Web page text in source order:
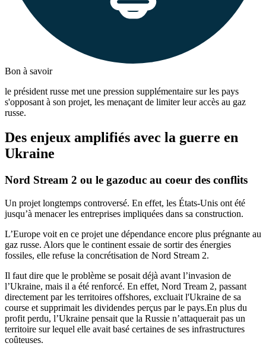
Bon à savoir
le président russe met une pression supplémentaire sur les pays
s'opposant à son projet, les menaçant de limiter leur accès au gaz
russe.
Des enjeux amplifiés avec la guerre en
Ukraine
Nord Stream 2 ou le gazoduc au coeur des conflits
Un projet longtemps controversé. En effet, les États-Unis ont été
jusqu’à menacer les entreprises impliquées dans sa construction.
L’Europe voit en ce projet une dépendance encore plus prégnante au
gaz russe. Alors que le continent essaie de sortir des énergies
fossiles, elle refuse la concrétisation de Nord Stream 2.
Il faut dire que le problème se posait déjà avant l’invasion de
l’Ukraine, mais il a été renforcé. En effet, Nord Tream 2, passant
directement par les territoires offshores, excluait l'Ukraine de sa
course et supprimait les dividendes perçus par le pays.En plus du
profit perdu, l’Ukraine pensait que la Russie n’attaquerait pas un
territoire sur lequel elle avait basé certaines de ses infrastructures
coûteuses.